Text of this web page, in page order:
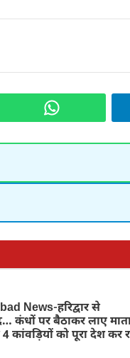
News-हरिद्वार से
कंधों पर बैठाकर लाए
4 कांवड़ियों को पूरा देश कर